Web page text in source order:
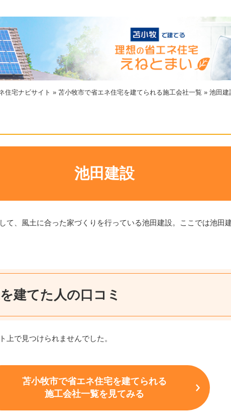
住宅ナビサイト » 苫小牧市で省エネ住宅を建てられる施工会社一覧 » 池田建
池田建設
て、風土に合った家づくりを行っている池田建設。ここでは池田
建てた人の口コミ
上で見つけられませんでした。
苫小牧市で省エネ住宅を建てられる
施工会社一覧を見てみる